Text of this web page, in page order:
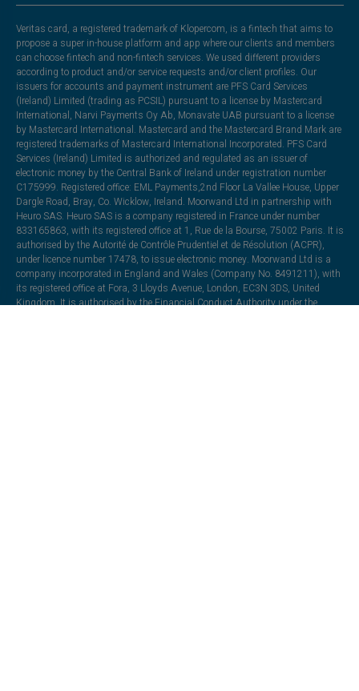
Veritas card, a registered trademark of Klopercom, is a fintech that aims to
propose a super in-house platform and app where our clients and members
can choose fintech and non-fintech services. We used different providers
according to product and/or service requests and/or client profiles. Our
issuers for accounts and payment instrument are PFS Card Services
(Ireland) Limited (trading as PCSIL) pursuant to a license by Mastercard
International, Narvi Payments Oy Ab, Monavate UAB pursuant to a license
by Mastercard International. Mastercard and the Mastercard Brand Mark are
registered trademarks of Mastercard International Incorporated. PFS Card
Services (Ireland) Limited is authorized and regulated as an issuer of
electronic money by the Central Bank of Ireland under registration number
C175999. Registered office: EML Payments,2nd Floor La Vallee House, Upper
Dargle Road, Bray, Co. Wicklow, Ireland. Moorwand Ltd in partnership with
Heuro SAS. Heuro SAS is a company registered in France under number
833165863, with its registered office at 1, Rue de la Bourse, 75002 Paris. It is
authorised by the Autorité de Contrôle Prudentiel et de Résolution (ACPR),
under licence number 17478, to issue electronic money. Moorwand Ltd is a
company incorporated in England and Wales (Company No. 8491211), with
its registered office at Fora, 3 Lloyds Avenue, London, EC3N 3DS, United
Kingdom. It is authorised by the Financial Conduct Authority under the